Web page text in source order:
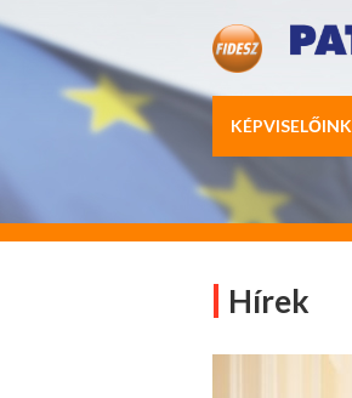
KÉPVISELŐINK
Hírek